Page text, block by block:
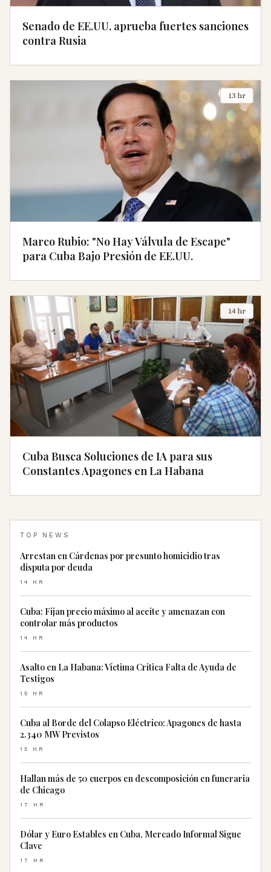
Senado de EE.UU. aprueba fuertes sanciones
contra Rusia
13 hr
Marco Rubio: "No Hay Válvula de Escape"
para Cuba Bajo Presión de EE.UU.
14 hr
Cuba Busca Soluciones de IA para sus
Constantes Apagones en La Habana
TOP NEWS
Arrestan en Cárdenas por presunto homicidio tras
disputa por deuda
14 HR
Cuba: Fijan precio máximo al aceite y amenazan con
controlar más productos
14 HR
Asalto en La Habana: Víctima Critica Falta de Ayuda de
Testigos
15 HR
Cuba al Borde del Colapso Eléctrico: Apagones de hasta
2.340 MW Previstos
15 HR
Hallan más de 50 cuerpos en descomposición en funeraria
de Chicago
17 HR
Dólar y Euro Estables en Cuba, Mercado Informal Sigue
Clave
17 HR